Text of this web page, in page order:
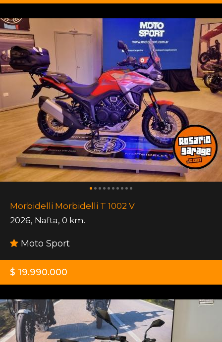
Morbidelli Morbidelli T 1002 V
2026, Nafta, 0 km.
Moto Sport
$ 19.990.000